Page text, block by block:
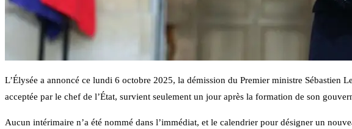
L’Élysée a annoncé ce lundi 6 octobre 2025, la démission du Premier ministre Sébastien
acceptée par le chef de l’État, survient seulement un jour après la formation de son
Aucun intérimaire n’a été nommé dans l’immédiat, et le calendrier pour désigner un